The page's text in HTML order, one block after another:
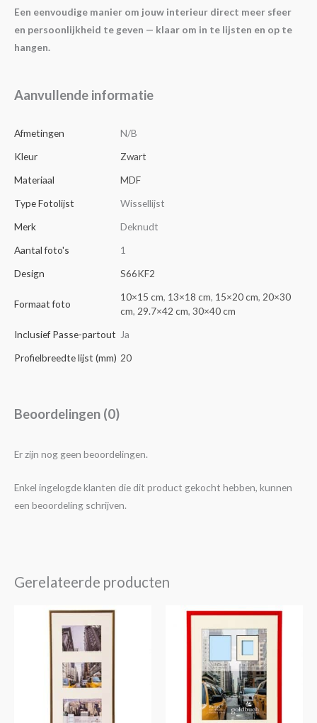
Een eenvoudige manier om jouw interieur direct meer sfeer
en persoonlijkheid te geven — klaar om in te lijsten en op te
hangen.
Aanvullende informatie
Afmetingen
N/B
Kleur
Zwart
Materiaal
MDF
Type Fotolijst
Wissellijst
Merk
Deknudt
Aantal foto's
1
Design
S66KF2
Formaat foto
10×15 cm, 13×18 cm, 15×20 cm, 20×30
cm, 29.7×42 cm, 30×40 cm
Inclusief Passe-partout Ja
Profielbreedte lijst (mm) 20
Beoordelingen (0)
Er zijn nog geen beoordelingen.
Enkel ingelogde klanten die dit product gekocht hebben, kunnen
een beoordeling schrijven.
Gerelateerde producten